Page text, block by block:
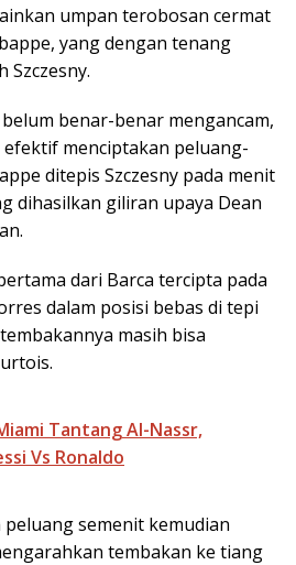
umpan terobosan cermat
yang dengan tenang
Szczesny.
benar-benar mengancam,
menciptakan peluang-
ditepis Szczesny pada menit
dihasilkan giliran upaya Dean
dari Barca tercipta pada
dalam posisi bebas di tepi
masih bisa
Tantang Al-Nassr,
Vs Ronaldo
semenit kemudian
tembakan ke tiang